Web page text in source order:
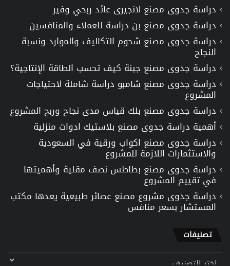
دراسة جدوى مصنع لانجيرى عائد ربحي وفير
دراسة جدوى مصنع بن دراسة للعملاء والمنافسين
دراسة جدوى مصنع شحوم التكاليف والموارد ونسبة
النجاح
دراسة جدوى مصنع جبنة كيف تحسب الطاقة الإنتاجية؟
دراسة جدوى مصنع شامبو دراسة شاملة لاحتياجات
المشروع
دراسة جدوى مصنع بلك قياس مدى نجاح وربح المشروع
أهمية دراسة جدوى مصنع بلاستيك ادوات منزلية
دراسة جدوى مصنع اكواب ورقية في السعودية
والاستثمارات اللازمة للمشروع
دراسة جدوى مصنع بطاطس نصف مقلية وأهميتها
في تقييم المشروع
دراسة جدوى مشروع مصنع عصائر طبيعية يعدها مكتب
المستشار بسعر منافس
تصنيفات
تصنيفات